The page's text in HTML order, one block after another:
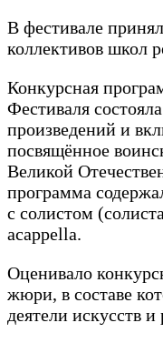
В фестивале
коллективов школ
Конкурсная
Фестиваля
произведений и
посвящённое
Великой
программа
с солистом
acappella.
Оценивало
жюри, в составе
деятели искусств